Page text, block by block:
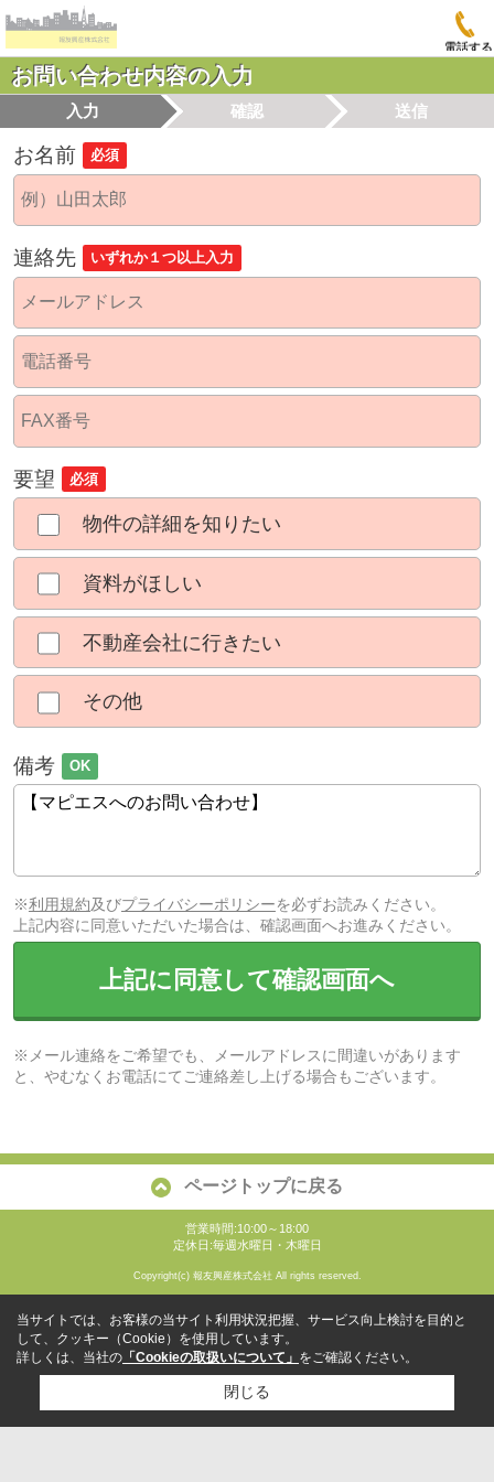
電話する
お問い合わせ内容の入力
入力 確認 送信
お名前 必須
連絡先 いずれか１つ以上入力
要望 必須
物件の詳細を知りたい
資料がほしい
不動産会社に行きたい
その他
備考 OK
※利用規約及びプライバシーポリシーを必ずお読みください。
上記内容に同意いただいた場合は、確認画面へお進みください。
上記に同意して確認画面へ
※メール連絡をご希望でも、メールアドレスに間違いがあります
と、やむなくお電話にてご連絡差し上げる場合もございます。
ページトップに戻る
営業時間:10:00～18:00
定休日:毎週水曜日・木曜日
Copyright(c) 報友興産株式会社 All rights reserved.
当サイトでは、お客様の当サイト利用状況把握、サービス向上検討を目的と
して、クッキー（Cookie）を使用しています。
詳しくは、当社の 「Cookieの取扱いについて」 をご確認ください。
閉じる